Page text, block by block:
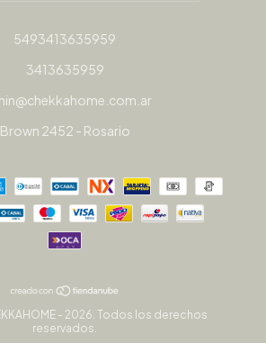
5493413635959
3413635959
Brown 2452 - Rosario
- 2026. Todos los derechos
reservados.